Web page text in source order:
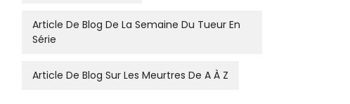
Article De Blog De La Semaine Du Tueur En
Série
Article De Blog Sur Les Meurtres De A À Z